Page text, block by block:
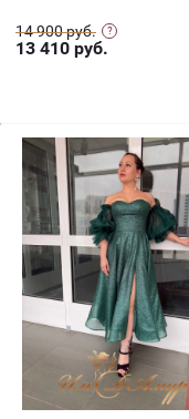
14 900 руб.
13 410 руб.